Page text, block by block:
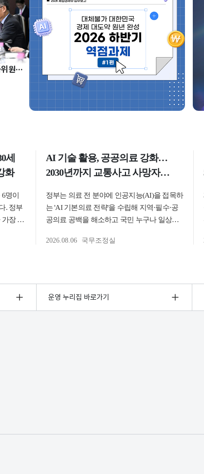
허장 차관, 소재,부품,장비 경쟁력강화위원회 주재
운영 누리집 바로가기